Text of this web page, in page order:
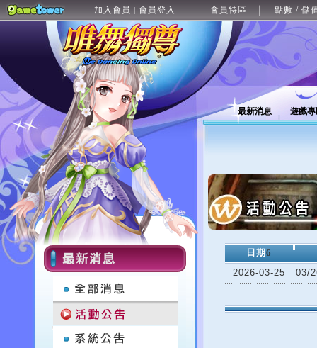
加入會員 | 會員登入 會員特區 點數 / 儲
最新消息 遊戲
日期 6
2026-03-25
03/